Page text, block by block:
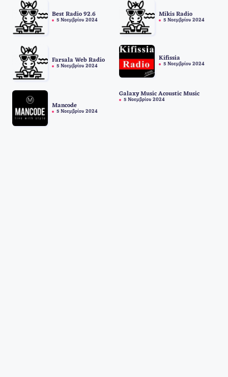
Best Radio 92.6
5 Νοεμβρίου 2024
Mikis Radio
5 Νοεμβρίου 2024
Farsala Web Radio
5 Νοεμβρίου 2024
Kifissia
5 Νοεμβρίου 2024
Mancode
5 Νοεμβρίου 2024
Galaxy Music Acoustic Music
5 Νοεμβρίου 2024